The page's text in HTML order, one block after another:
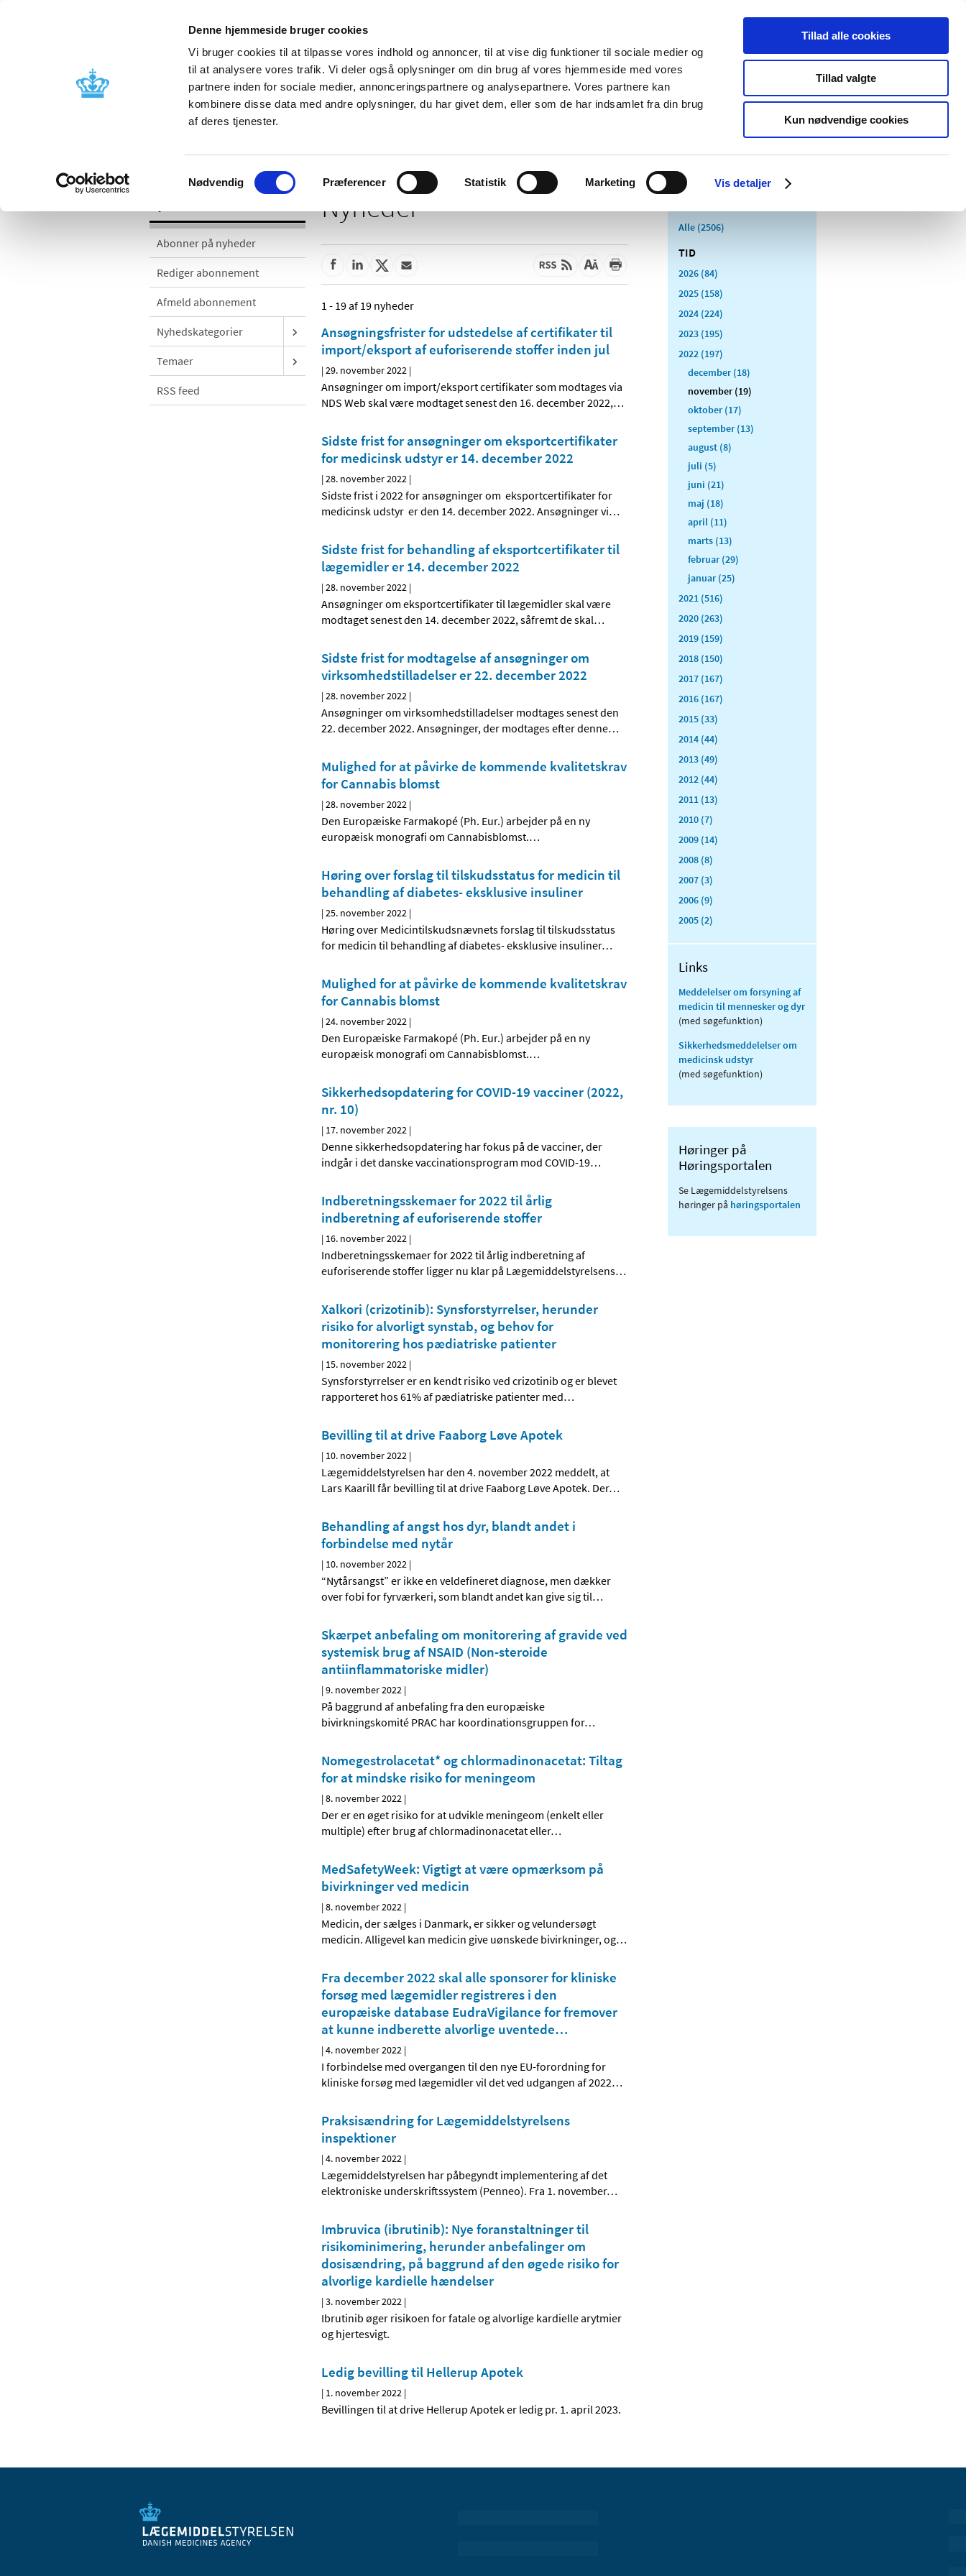
Denne hjemmeside bruger cookies
Vi bruger cookies til at tilpasse vores indhold og annoncer, til at vise dig funktioner til sociale medier og
til at analysere vores trafik. Vi deler også oplysninger om din brug af vores hjemmeside med vores
partnere inden for sociale medier, annonceringspartnere og analysepartnere. Vores partnere kan
kombinere disse data med andre oplysninger, du har givet dem, eller som de har indsamlet fra din brug
af deres tjenester.
Samtykkevalg
Nødvendig Præferencer Statistik Marketing Vis detaljer
Tillad alle cookies
Tillad valgte
Kun nødvendige cookies
Nyheder Om os Kontakt Udgivelser
Godkendelse og
Bivirkninger og
produktinformation
Tilskud og
Apoteker og salg af
Medicinsk
Særlige
produktområder
Abonner på nyheder
Rediger abonnement
Afmeld abonnement
Nyhedskategorier
Temaer
RSS feed
Nyheder
1 - 19 af 19 nyheder
Ansøgningsfrister for udstedelse af certifikater til
import/eksport af euforiserende stoffer inden jul
|29. november 2022 |
Ansøgninger om import/eksport certifikater som modtages via
NDS Web skal være modtaget senest den 16. december 2022,…
Sidste frist for ansøgninger om eksportcertifikater
for medicinsk udstyr er 14. december 2022
|28. november 2022 |
Sidste frist i 2022 for ansøgninger om eksportcertifikater for
medicinsk udstyr er den 14. december 2022. Ansøgninger vi…
Sidste frist for behandling af eksportcertifikater til
lægemidler er 14. december 2022
|28. november 2022 |
Ansøgninger om eksportcertifikater til lægemidler skal være
modtaget senest den 14. december 2022, såfremt de skal…
Sidste frist for modtagelse af ansøgninger om
virksomhedstilladelser er 22. december 2022
|28. november 2022 |
Ansøgninger om virksomhedstilladelser modtages senest den
22. december 2022. Ansøgninger, der modtages efter denne…
Mulighed for at påvirke de kommende kvalitetskrav
for Cannabis blomst
|28. november 2022 |
Den Europæiske Farmakopé (Ph. Eur.) arbejder på en ny
europæisk monografi om Cannabisblomst.…
Høring over forslag til tilskudsstatus for medicin til
behandling af diabetes- eksklusive insuliner
|25. november 2022 |
Høring over Medicintilskuds­nævnets forslag til tilskudsstatus
for medicin til behandling af diabetes- eksklusive insuliner…
Mulighed for at påvirke de kommende kvalitetskrav
for Cannabis blomst
|24. november 2022 |
Den Europæiske Farmakopé (Ph. Eur.) arbejder på en ny
europæisk monografi om Cannabisblomst.…
Sikkerhedsopdatering for COVID-19 vacciner (2022,
nr. 10)
| 17. november 2022 |
Denne sikkerhedsopdatering har fokus på de vacciner, der
indgår i det danske vaccinationsprogram mod COVID-19…
Indberetningsskemaer for 2022 til årlig
indberetning af euforiserende stoffer
| 16. november 2022 |
Indberetningsskemaer for 2022 til årlig indberetning af
euforiserende stoffer ligger nu klar på Lægemiddelstyrelsens…
Xalkori (crizotinib): Synsforstyrrelser, herunder
risiko for alvorligt synstab, og behov for
monitorering hos pædiatriske patienter
| 15. november 2022 |
Synsforstyrrelser er en kendt risiko ved crizotinib og er blevet
rapporteret hos 61% af pædiatriske patienter med…
Bevilling til at drive Faaborg Løve Apotek
| 10. november 2022 |
Lægemiddelstyrelsen har den 4. november 2022 meddelt, at
Lars Kaarill får bevilling til at drive Faaborg Løve Apotek. Der…
Behandling af angst hos dyr, blandt andet i
forbindelse med nytår
| 10. november 2022 |
“Nytårsangst” er ikke en veldefineret diagnose, men dækker
over fobi for fyrværkeri, som blandt andet kan give sig til…
Skærpet anbefaling om monitorering af gravide ved
systemisk brug af NSAID (Non-steroide
antiinflammatoriske midler)
|9. november 2022 |
På baggrund af anbefaling fra den europæiske
bivirkningskomité PRAC har koordinationsgruppen for…
Nomegestrolacetat* og chlormadinonacetat: Tiltag
for at mindske risiko for meningeom
|8. november 2022 |
Der er en øget risiko for at udvikle meningeom (enkelt eller
multiple) efter brug af chlormadinonacetat eller…
MedSafetyWeek: Vigtigt at være opmærksom på
bivirkninger ved medicin
|8. november 2022 |
Medicin, der sælges i Danmark, er sikker og velundersøgt
medicin. Alligevel kan medicin give uønskede bivirkninger, og…
Fra december 2022 skal alle sponsorer for kliniske
forsøg med lægemidler registreres i den
europæiske database EudraVigilance for fremover
at kunne indberette alvorlige uventede…
|4. november 2022 |
I forbindelse med overgangen til den nye EU-forordning for
kliniske forsøg med lægemidler vil det ved udgangen af 2022…
Praksisændring for Lægemiddelstyrelsens
inspektioner
|4. november 2022 |
Lægemiddelstyrelsen har påbegyndt implementering af det
elektroniske underskriftssystem (Penneo). Fra 1. november…
Imbruvica (ibrutinib): Nye foranstaltninger til
risikominimering, herunder anbefalinger om
dosisændring, på baggrund af den øgede risiko for
alvorlige kardielle hændelser
|3. november 2022 |
Ibrutinib øger risikoen for fatale og alvorlige kardielle arytmier
og hjertesvigt.
Ledig bevilling til Hellerup Apotek
| 1. november 2022 |
Bevillingen til at drive Hellerup Apotek er ledig pr. 1. april 2023.
Alle (2506)
TID
2026 (84)
2025 (158)
2024 (224)
2023 (195)
2022 (197)
december (18)
november (19)
oktober (17)
september (13)
august (8)
juli (5)
juni (21)
maj (18)
april (11)
marts (13)
februar (29)
januar (25)
2021 (516)
2020 (263)
2019 (159)
2018 (150)
2017 (167)
2016 (167)
2015 (33)
2014 (44)
2013 (49)
2012 (44)
2011 (13)
2010 (7)
2009 (14)
2008 (8)
2007 (3)
2006 (9)
2005 (2)
Links
Meddelelser om forsyning af
medicin til mennesker og dyr
(med søgefunktion)
Sikkerhedsmeddelelser om
medicinsk udstyr
(med søgefunktion)
Høringer på
Høringsportalen
Se Lægemiddelstyrelsens
høringer på høringsportalen